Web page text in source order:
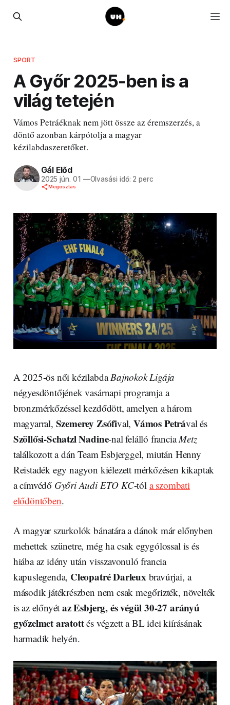
SPORT
A Győr 2025-ben is a
világ tetején
Vámos Petráéknak nem jött össze az éremszerzés, a
döntő azonban kárpótolja a magyar
kézilabdaszeretőket.
Gál Előd
2025 jún. 01 —Olvasási idő: 2 perc
Megosztás
A 2025-ös női kézilabdaBajnokok Ligája
négyesdöntőjének vasárnapi programja a
bronzmérkőzéssel kezdődött, amelyen a három
magyarral, Szemerey Zsófival,Vámos Petrával és
Szöllősi-Schatzl Nadine-nal felálló franciaMetz
találkozott a dán Team Esbjerggel, miután Henny
Reistadék egy nagyon kiélezett mérkőzésen kikaptak
a címvédő Győri Audi ETO KC-tól a szombati
elődöntőben.
A magyar szurkolók bánatára a dánok már előnyben
mehettek szünetre, még ha csak egygólossal is és
hiába az idény után visszavonuló francia
kapuslegenda, Cleopatré Darleux bravúrjai, a
második játékrészben nem csak megőrizték, növelték
is az előnyétaz Esbjerg, és végül 30-27 arányú
győzelmet aratottés végzett a BL idei kiírásának
harmadik helyén.